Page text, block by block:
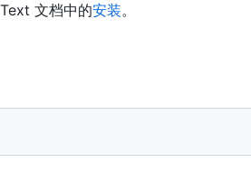
文档中的安装。